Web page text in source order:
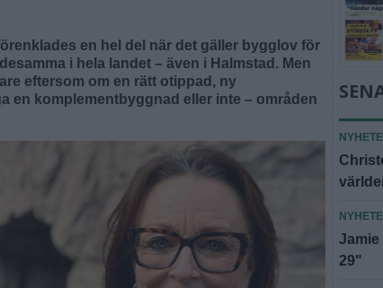
en hel del när det gäller bygglov för
i hela landet – även i Halmstad. Men
eftersom om en rätt otippad, ny
en komplementbyggnad eller inte – områden
29"